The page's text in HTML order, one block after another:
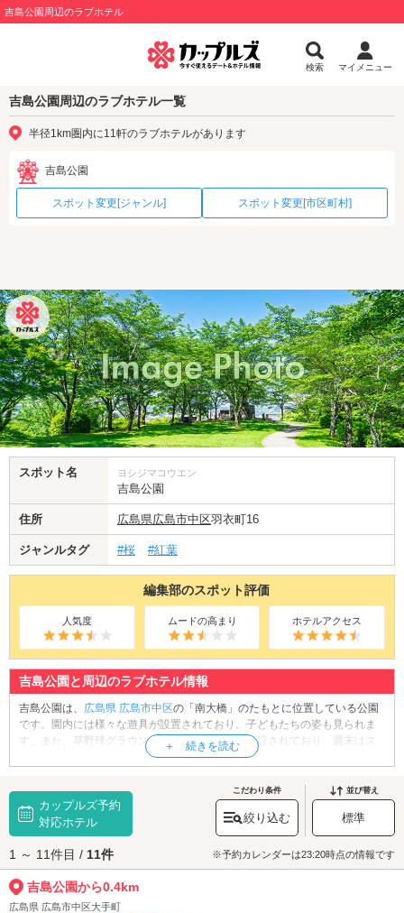
吉島公園周辺のラブホテル
検索 マイメニュー
吉島公園周辺のラブホテル一覧
半径1km圏内に11軒のラブホテルがあります
吉島公園
スポット変更[ジャンル] スポット変更[市区町村]
スポット名 ヨシジマコウエン
吉島公園
住所 広島県広島市中区羽衣町16
ジャンルタグ #桜 #紅葉
編集部のスポット評価
人気度 ムードの高まり ホテルアクセス
吉島公園と周辺のラブホテル情報
吉島公園は、 広島県 広島市中区の「南大橋」のたもとに位置している公園
です。園内には様々な遊具が設置されており、子どもたちの姿も見られま
す。また、草野球グラウンドやテニスコートも併設されており、週末はス
ポーツを楽しむ人々が訪れます。公園のトイレを使いやすく、快適に利用
レストルーム」において、最優秀賞に選ばれたユニークな公衆トイレにも
ご注目ください。春には園内の桜が美しく色づき、多くの花見客で賑わい
ます。晴れた日は吉島公園で、散策デートをお楽しみください。
吉島公園へは、鷹野橋・羽衣町エリアのラブホテルからもアクセスが便利
です。
カップルズ予約
対応ホテル
こだわり条件
絞り込む
並び替え
標準
1 ～ 11件目 / 11件 ※予約カレンダーは23:20時点の情報です
吉島公園から0.4km
広島県 広島市中区大手町